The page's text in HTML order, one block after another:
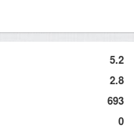
5.2
2.8
693
0